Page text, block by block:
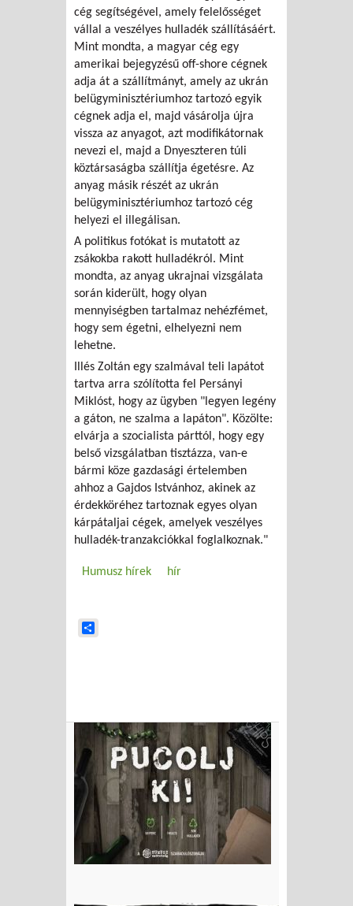
cég segítségével, amely felelősséget
vállal a veszélyes hulladék szállításáért.
Mint mondta, a magyar cég egy
amerikai bejegyzésű off-shore cégnek
adja át a szállítmányt, amely az ukrán
belügyminisztériumhoz tartozó egyik
cégnek adja el, majd vásárolja újra
vissza az anyagot, azt modifikátornak
nevezi el, majd a Dnyeszteren túli
köztársaságba szállítja égetésre. Az
anyag másik részét az ukrán
belügyminisztériumhoz tartozó cég
helyezi el illegálisan.
A politikus fotókat is mutatott az
zsákokba rakott hulladékról. Mint
mondta, az anyag ukrajnai vizsgálata
során kiderült, hogy olyan
mennyiségben tartalmaz nehézfémet,
hogy sem égetni, elhelyezni nem
lehetne.
Illés Zoltán egy szalmával teli lapátot
tartva arra szólította fel Persányi
Miklóst, hogy az ügyben "legyen legény
a gáton, ne szalma a lapáton". Közölte:
elvárja a szocialista párttól, hogy egy
belső vizsgálatban tisztázza, van-e
bármi köze gazdasági értelemben
ahhoz a Gajdos Istvánhoz, akinek az
érdekköréhez tartoznak egyes olyan
kárpátaljai cégek, amelyek veszélyes
hulladék-tranzakciókkal foglalkoznak."
Humusz hírek hír